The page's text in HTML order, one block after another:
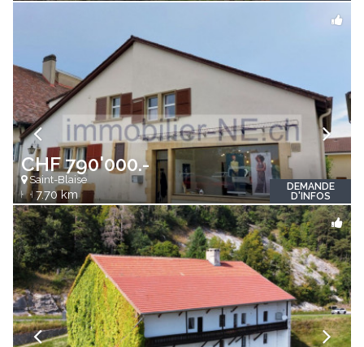
CHF 790'000.-
Saint-Blaise
7.70 km
DEMANDE
D'INFOS